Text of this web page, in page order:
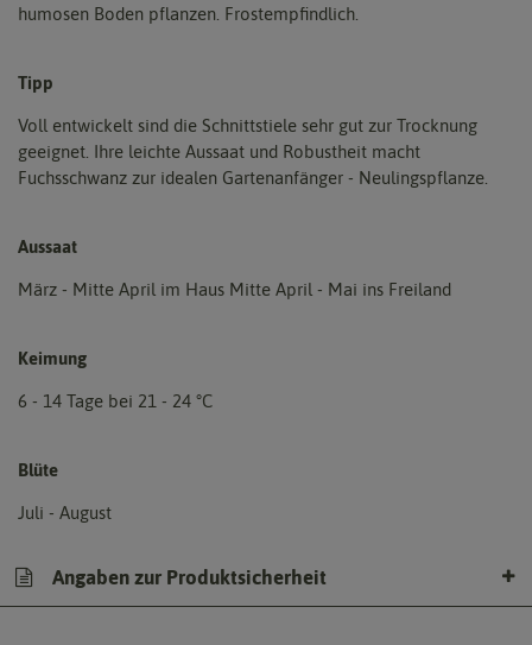
humosen Boden pflanzen. Frostempfindlich.
Tipp
Voll entwickelt sind die Schnittstiele sehr gut zur Trocknung
geeignet. Ihre leichte Aussaat und Robustheit macht
Fuchsschwanz zur idealen Gartenanfänger - Neulingspflanze.
Aussaat
März - Mitte April im Haus Mitte April - Mai ins Freiland
Keimung
6 - 14 Tage bei 21 - 24 °C
Blüte
Juli - August
Angaben zur Produktsicherheit